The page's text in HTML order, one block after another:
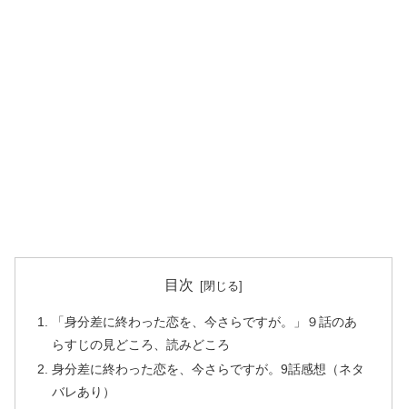
目次
「身分差に終わった恋を、今さらですが。」９話のあ
らすじの見どころ、読みどころ
身分差に終わった恋を、今さらですが。9話感想（ネタ
バレあり）